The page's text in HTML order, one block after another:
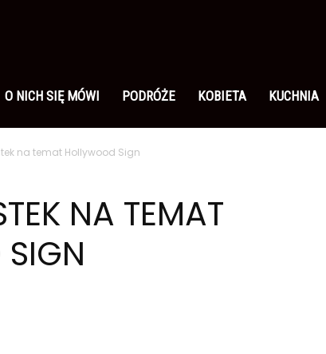
O NICH SIĘ MÓWI PODRÓŻE KOBIETA KUCHNIA
na temat Hollywood Sign
NA TEMAT